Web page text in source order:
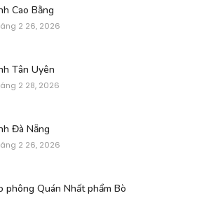
Cao Bằng
2 26, 2026
Tân Uyên
2 28, 2026
Đà Nẵng
2 26, 2026
phông Quán Nhất phẩm Bò